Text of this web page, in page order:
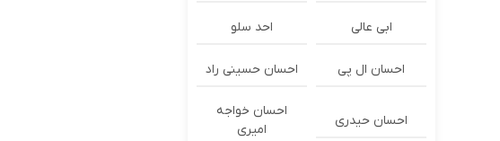
ابی عالی احد سلو
احسان ال پی احسان حسینی راد
احسان حیدری
احسان خواجه
امیری